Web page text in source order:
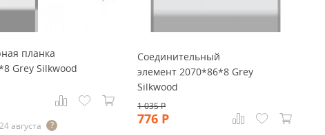
планка
Grey Silkwood
августа
Соединительный
элемент 2070*86*8 Grey
Silkwood
1 035Р
776 Р